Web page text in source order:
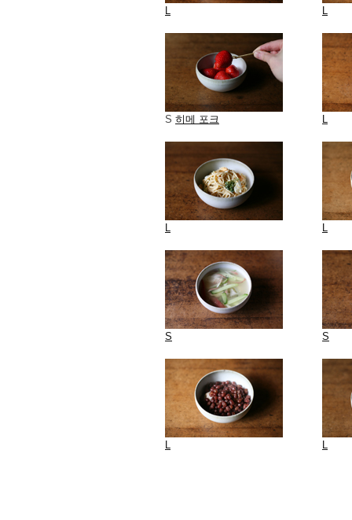
L L
S 히메 포크 L
L L
S S
L L